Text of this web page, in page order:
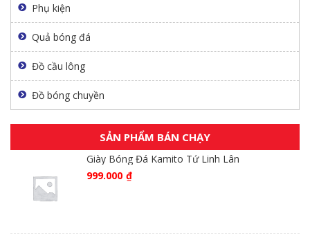
Phụ kiện
Quả bóng đá
Đồ cầu lông
Đồ bóng chuyền
SẢN PHẨM BÁN CHẠY
Giày Bóng Đá Kamito Tứ Linh Lân
999.000 ₫